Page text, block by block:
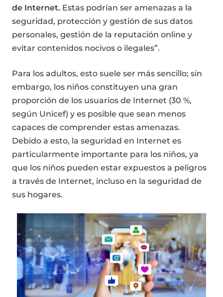
de Internet. Estas podrían ser amenazas a la
seguridad, protección y gestión de sus datos
personales, gestión de la reputación online y
evitar contenidos nocivos o ilegales”.
Para los adultos, esto suele ser más sencillo; sin
embargo, los niños constituyen una gran
proporción de los usuarios de Internet (30 %,
según Unicef) y es posible que sean menos
capaces de comprender estas amenazas.
Debido a esto, la seguridad en Internet es
particularmente importante para los niños, ya
que los niños pueden estar expuestos a peligros
a través de Internet, incluso en la seguridad de
sus hogares.